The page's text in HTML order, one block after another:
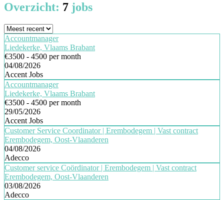
Overzicht: 7 jobs
Accountmanager
Liedekerke, Vlaams Brabant
€3500 - 4500 per month
04/08/2026
Accent Jobs
Accountmanager
Liedekerke, Vlaams Brabant
€3500 - 4500 per month
29/05/2026
Accent Jobs
Customer Service Coordinator | Erembodegem | Vast contract
Erembodegem, Oost-Vlaanderen
04/08/2026
Adecco
Customer service Coördinator | Erembodegem | Vast contract
Erembodegem, Oost-Vlaanderen
03/08/2026
Adecco